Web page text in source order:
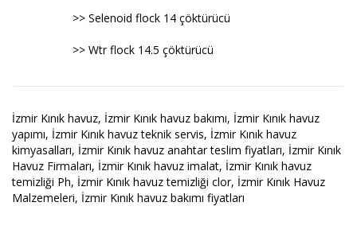
>> Selenoid flock 14 çöktürücü
>> Wtr flock 14.5 çöktürücü
İzmir Kınık havuz, İzmir Kınık havuz bakımı, İzmir Kınık havuz
yapımı, İzmir Kınık havuz teknik servis, İzmir Kınık havuz
kimyasalları, İzmir Kınık havuz anahtar teslim fiyatları, İzmir Kınık
Havuz Firmaları, İzmir Kınık havuz imalat, İzmir Kınık havuz
temizliği Ph, İzmir Kınık havuz temizliği clor, İzmir Kınık Havuz
Malzemeleri, İzmir Kınık havuz bakımı fiyatları